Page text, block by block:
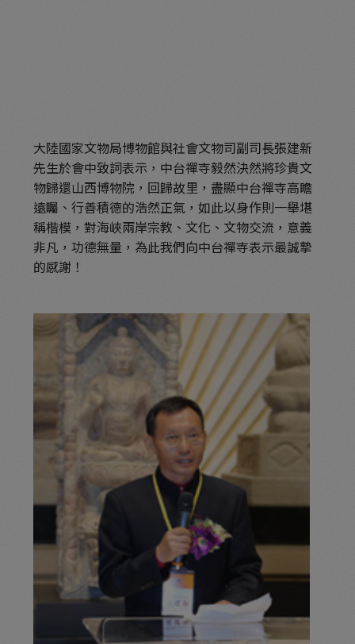
大陸國家文物局博物館與社會文物司副司長張建新
先生於會中致詞表示，中台禪寺毅然決然將珍貴文
物歸還山西博物院，回歸故里，盡顯中台禪寺高瞻
遠矚、行善積德的浩然正氣，如此以身作則一舉堪
稱楷模，對海峽兩岸宗教、文化、文物交流，意義
非凡，功德無量，為此我們向中台禪寺表示最誠摯
的感謝！